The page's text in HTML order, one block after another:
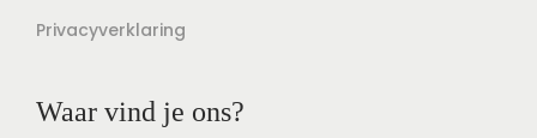
Privacyverklaring
Waar vind je ons?